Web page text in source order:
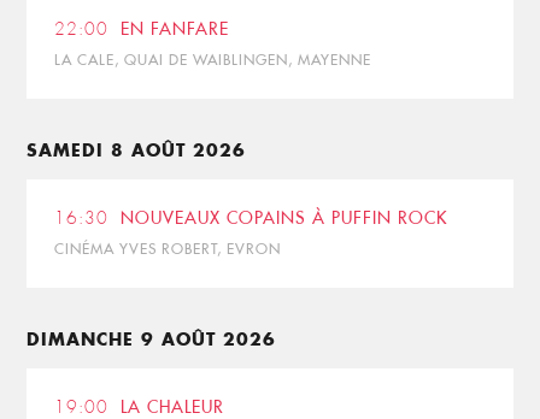
22:00 EN FANFARE
LA CALE, QUAI DE WAIBLINGEN, MAYENNE
SAMEDI 8 AOÛT 2026
16:30 NOUVEAUX COPAINS À PUFFIN ROCK
CINÉMA YVES ROBERT, EVRON
DIMANCHE 9 AOÛT 2026
19:00 LA CHALEUR